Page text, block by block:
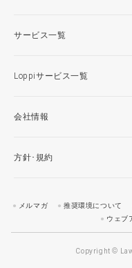
サービス一覧
Loppiサービス一覧
会社情報
方針･規約
メルマガ 推奨環境について
ウェブ
Copyright ©